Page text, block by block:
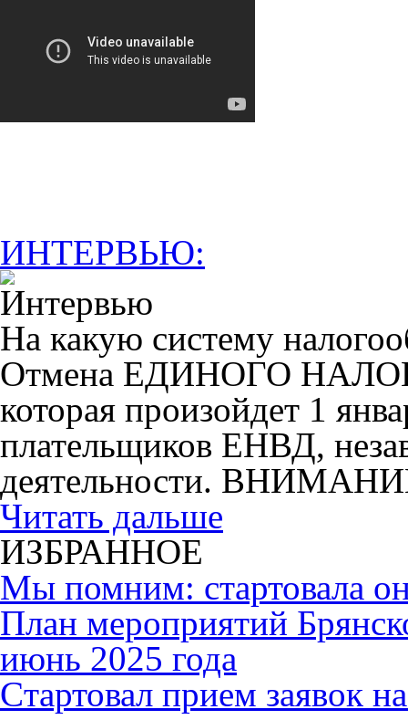
ИНТЕРВЬЮ:
На какую систему
Отмена ЕДИНОГО
которая произойдет 1
плательщиков ЕНВД,
деятельности.
Читать дальше
ИЗБРАННОЕ
Мы помним: стартовала
План мероприятий
июнь 2025 года
Cтартовал прием заявок